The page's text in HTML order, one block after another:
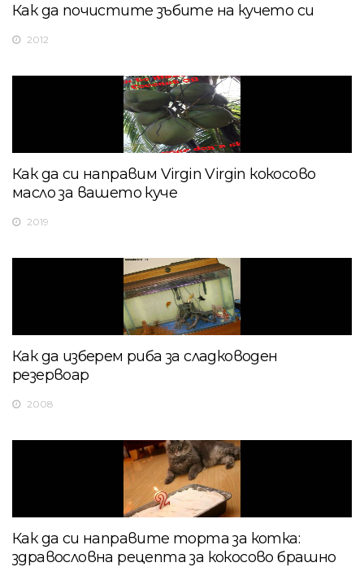
Как да почистите зъбите на кучето си
2012
Как да си направим Virgin Virgin кокосово
масло за вашето куче
2019
Как да изберем риба за сладководен
резервоар
2008
Как да си направите торта за котка:
здравословна рецепта за кокосово брашно